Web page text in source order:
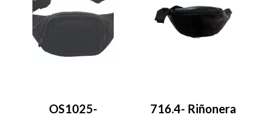
OS1025-
716.4- Riñonera